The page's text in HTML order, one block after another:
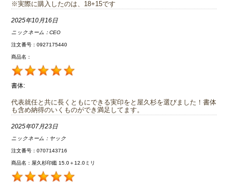
※実際に購入したのは、18+15です
2025年10月16日
ニックネーム：CEO
注文番号：0927175440
商品名：
書体:
代表就任と共に長くともにできる実印をと屋久杉を選びました！書体
も含め納得のいくものができ満足してます。
2025年07月23日
ニックネーム： ヤック
注文番号：0707143716
商品名：屋久杉印鑑 15.0＋12.0ミリ